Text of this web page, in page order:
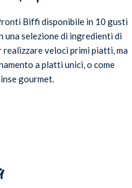
Biffi disponibile in 10 gusti
selezione di ingredienti di
veloci primi piatti, ma
a platti unici, o come
gourmet.